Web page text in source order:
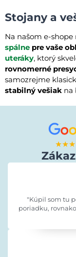
Stojany a
Na našom e-
spálne pre vaše
uteráky, ktorý
rovnomerné
samozrejme
stabilný vešiak na
"Kúpil som tu
poriadku,